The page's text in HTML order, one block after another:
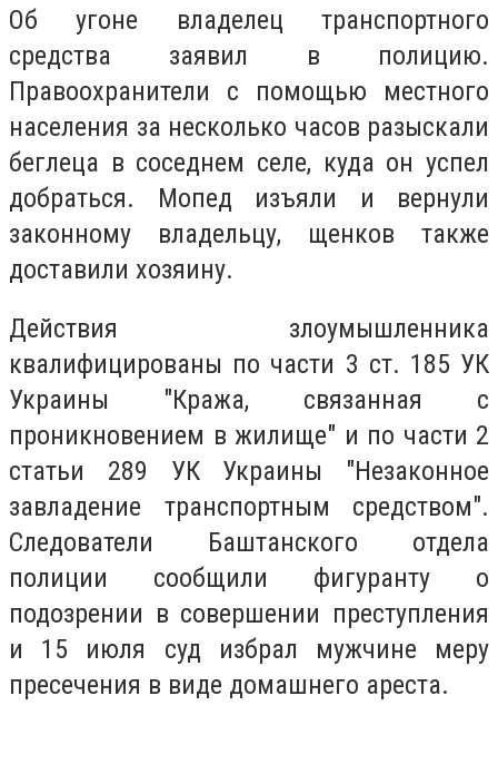
Об угоне владелец транспортного
средства заявил в полицию.
Правоохранители с помощью местного
населения за несколько часов разыскали
беглеца в соседнем селе, куда он успел
добраться. Мопед изъяли и вернули
законному владельцу, щенков также
доставили хозяину.
Действия злоумышленника
квалифицированы по части 3 ст. 185 УК
Украины "Кража, связанная с
проникновением в жилище" и по части 2
статьи 289 УК Украины "Незаконное
завладение транспортным средством".
Следователи Баштанского отдела
полиции сообщили фигуранту о
подозрении в совершении преступления
и 15 июля суд избрал мужчине меру
пресечения в виде домашнего ареста.